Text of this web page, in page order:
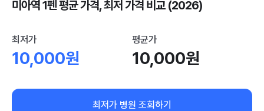
미아역 1펜 평균 가격, 최저 가격 비교 (2026)
최저가
10,000원
평균가
10,000원
최저가 병원 조회하기